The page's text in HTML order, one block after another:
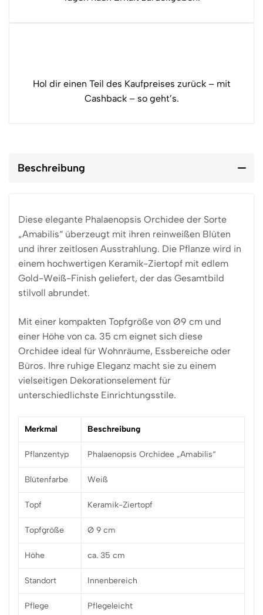
Hol dir einen Teil des Kaufpreises zurück – mit
Cashback – so geht’s.
Beschreibung
Diese elegante Phalaenopsis Orchidee der Sorte
„Amabilis“ überzeugt mit ihren reinweißen Blüten
und ihrer zeitlosen Ausstrahlung. Die Pflanze wird in
einem hochwertigen Keramik-Ziertopf mit edlem
Gold-Weiß-Finish geliefert, der das Gesamtbild
stilvoll abrundet.
Mit einer kompakten Topfgröße von Ø9 cm und
einer Höhe von ca. 35 cm eignet sich diese
Orchidee ideal für Wohnräume, Essbereiche oder
Büros. Ihre ruhige Eleganz macht sie zu einem
vielseitigen Dekorationselement für
unterschiedlichste Einrichtungsstile.
Merkmal Beschreibung
Pflanzentyp Phalaenopsis Orchidee „Amabilis“
Blütenfarbe Weiß
Topf Keramik-Ziertopf
Topfgröße Ø 9 cm
Höhe ca. 35 cm
Standort Innenbereich
Pflege Pflegeleicht